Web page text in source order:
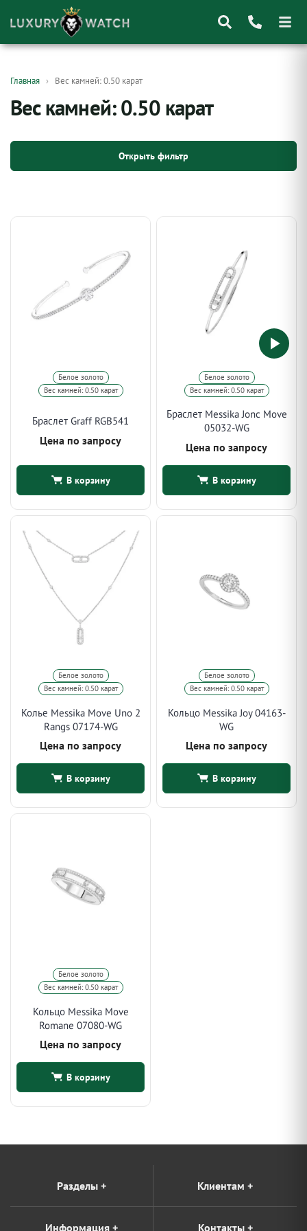
товаров
Главная Вес камней: 0.50 карат
Вес камней: 0.50 карат
Открыть фильтр
Белое золото
Вес камней: 0.50 карат
Браслет Graff RGB541
Цена по запросу
В корзину
Белое золото
Вес камней: 0.50 карат
Браслет Messika Jonc Move
05032-WG
Цена по запросу
В корзину
Белое золото
Вес камней: 0.50 карат
Колье Messika Move Uno 2
Rangs 07174-WG
Цена по запросу
В корзину
Белое золото
Вес камней: 0.50 карат
Кольцо Messika Joy 04163-
WG
Цена по запросу
В корзину
Белое золото
Вес камней: 0.50 карат
Кольцо Messika Move
Romane 07080-WG
Цена по запросу
В корзину
Разделы + Клиентам +
Информация + Контакты+